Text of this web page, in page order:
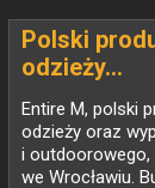
Polski
odzieży...
Entire M, polski
odzieży oraz
i outdoorowego,
we Wrocławiu.